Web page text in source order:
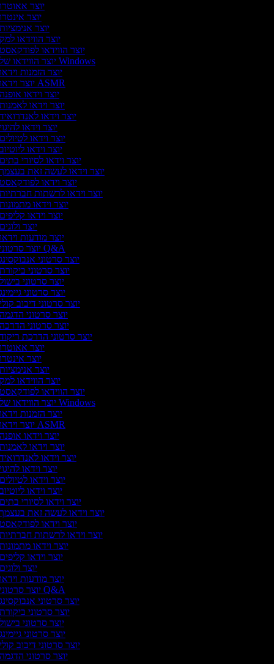
יוצר
יוצר
יוצר
יוצר הווידאו
יוצר הווידאו
יוצר הווידאו של Windows
יוצר הזמנות
יוצר וידאו ASMR
יוצר וידאו
יוצר וידאו
יוצר וידאו
יוצר וידאו
יוצר וידאו
יוצר וידאו
יוצר וידאו לסיורי
יוצר וידאו לעשה זאת
יוצר וידאו
יוצר וידאו לרשתות
יוצר וידאו
יוצר וידאו
יוצר
יוצר מודעות
יוצר סרטוני Q&A
יוצר סרטוני
יוצר סרטוני
יוצר סרטוני
יוצר סרטוני
יוצר סרטוני דיבוב
יוצר סרטוני
יוצר סרטוני
יוצר סרטוני הדרכת
יוצר
יוצר
יוצר
יוצר הווידאו
יוצר הווידאו
יוצר הווידאו של Windows
יוצר הזמנות
יוצר וידאו ASMR
יוצר וידאו
יוצר וידאו
יוצר וידאו
יוצר וידאו
יוצר וידאו
יוצר וידאו
יוצר וידאו לסיורי
יוצר וידאו לעשה זאת
יוצר וידאו
יוצר וידאו לרשתות
יוצר וידאו
יוצר וידאו
יוצר
יוצר מודעות
יוצר סרטוני Q&A
יוצר סרטוני
יוצר סרטוני
יוצר סרטוני
יוצר סרטוני
יוצר סרטוני דיבוב
יוצר סרטוני